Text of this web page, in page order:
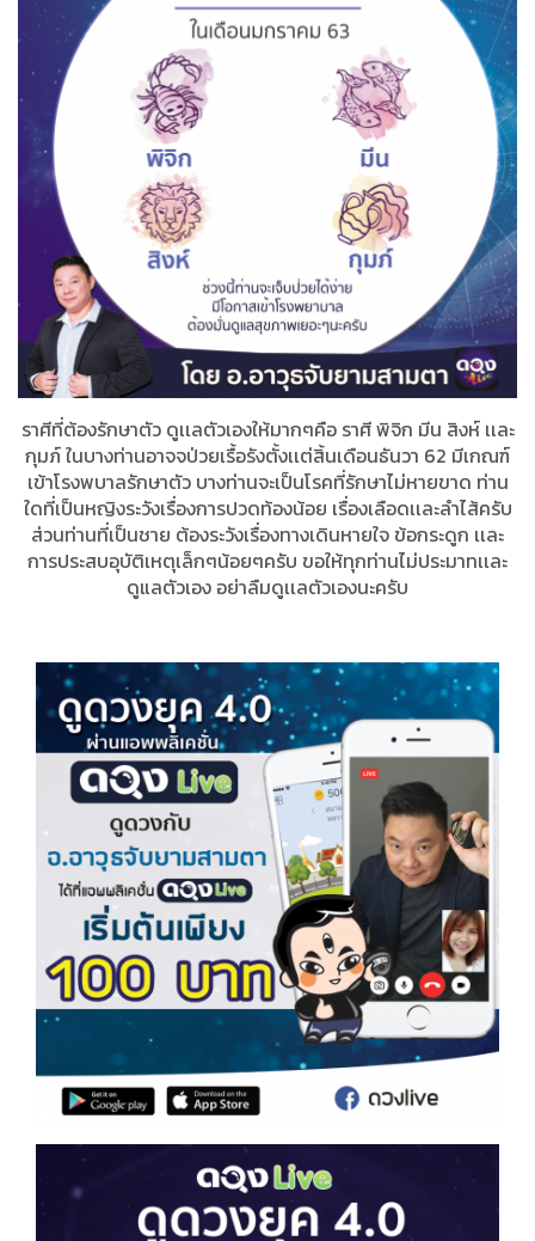
ราศีที่ต้องรักษาตัว ดูเเลตัวเองให้มากๆคือ ราศี พิจิก มีน สิงห์ เเละ
กุมภ์ ในบางท่านอาจจป่วยเรื้อรังตั้งเเต่สิ้นเดือนธันวา 62 มีเกณฑ์
เข้าโรงพบาลรักษาตัว บางท่านจะเป็นโรคที่รักษาไม่หายขาด ท่าน
ใดที่เป็นหญิงระวังเรื่องการปวดท้องน้อย เรื่องเลือดเเละลำไส้ครับ
ส่วนท่านที่เป็นชาย ต้องระวังเรื่องทางเดินหายใจ ข้อกระดูก เเละ
การประสบอุบัติเหตุเล็กๆน้อยๆครับ ขอให้ทุกท่านไม่ประมาทเเละ
ดูแลตัวเอง อย่าลืมดูเเลตัวเองนะครับ